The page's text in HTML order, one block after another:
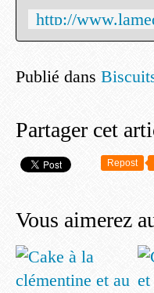
Publié dans
Partager cet
Repost
Vous aimerez